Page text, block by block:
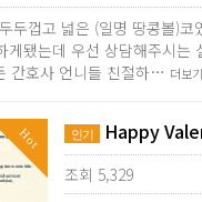
두껍고 넓은 (일명 땅콩볼)코
게됐는데 우선 상담해주시는
간호사 언니들 친절하… 더보기
Hot 인기 Happy
조회 5,329